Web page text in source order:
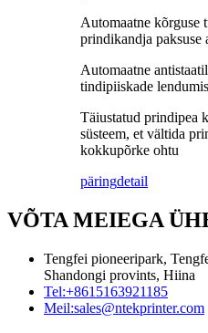
Automaatne kõrguse
prindikandja paksuse
Automaatne
tindipiiskade
Täiustatud prindipea
süsteem, et vältida
kokkupõrke ohtu
päringdetail
VÕTA MEIEGA
Tengfei pioneeripark,
Shandongi provints, Hiina
Tel:+8615163921185
Meil:sales@ntekprinter.com